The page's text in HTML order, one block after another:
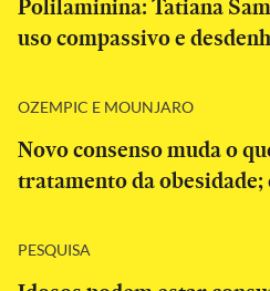
Polilaminina: Tatiana
uso compassivo e
OZEMPIC E MOUNJARO
Novo consenso muda o
tratamento da obesidade;
PESQUISA